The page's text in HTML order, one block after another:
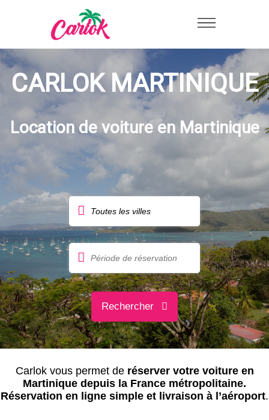
CARLOK MARTINIQUE
Location de voiture en Martinique
Rechercher
Carlok vous permet de réserver votre voiture en
Martinique depuis la France métropolitaine.
Réservation en ligne simple et livraison à l’aéroport.